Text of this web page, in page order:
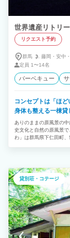
世界遺産リトリ
リクエスト予約
群馬 藤岡・ 安中・
定員 1〜14名
バーベキュー
コンセプトは「ほ
身体も整える一棟貸
ありのままの原風景の
史文化と自然の原風景
わ」は群馬県下仁田町
歩を踏み出すことので
ロ、BBQコンロを備え
にお待ち込みいただけ
調理器具については、
仁田の名産品などでお
ご利用ください。 【こ
れた空間での自分に向
ームはシルクカーテン
らの絹製品は、伊勢崎
とのコラボレーション
貸別荘・コテージ